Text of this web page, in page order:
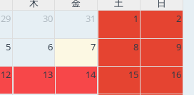
木 金 土
日
29 30 31 1 2
5 6 7 8 9
12 13 14 15 16